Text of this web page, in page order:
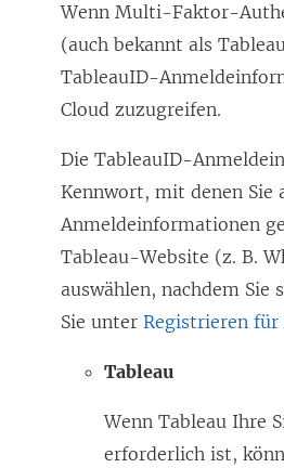
Wenn Multi-Faktor-
(auch bekannt als
TableauID-
Cloud zuzugreifen.
Die TableauID-
Kennwort, mit denen Sie
Anmeldeinformationen
Tableau-Website (z. B.
auswählen, nachdem
Sie unterRegistrieren
Tableau
Wenn Tableau Ihre
erforderlich ist,